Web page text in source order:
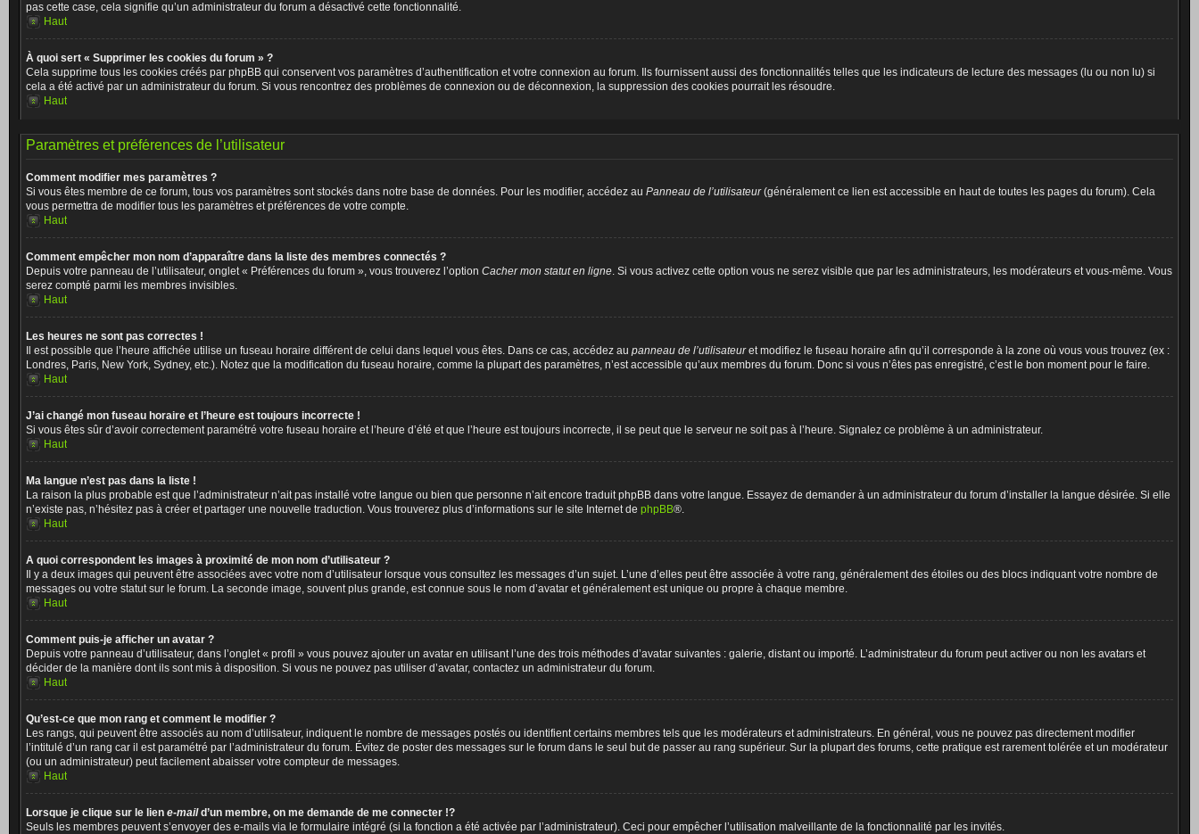
pas cette case, cela signifie qu’un administrateur du forum a désactivé cette fonctionnalité.
Haut
À quoi sert « Supprimer les cookies du forum » ?
Cela supprime tous les cookies créés par phpBB qui conservent vos paramètres d’authentification et votre connexion au forum. Ils fournissent aussi des fonctionnalités telles que les indicateurs de lecture des messages (lu ou non lu) si
cela a été activé par un administrateur du forum. Si vous rencontrez des problèmes de connexion ou de déconnexion, la suppression des cookies pourrait les résoudre.
Haut
Paramètres et préférences de l’utilisateur
Comment modifier mes paramètres ?
Si vous êtes membre de ce forum, tous vos paramètres sont stockés dans notre base de données. Pour les modifier, accédez au Panneau de l’utilisateur(généralement ce lien est accessible en haut de toutes les pages du forum). Cela
vous permettra de modifier tous les paramètres et préférences de votre compte.
Haut
Comment empêcher mon nom d’apparaître dans la liste des membres connectés ?
Depuis votre panneau de l’utilisateur, onglet « Préférences du forum », vous trouverez l’option Cacher mon statut en ligne. Si vous activez cette option vous ne serez visible que par les administrateurs, les modérateurs et vous-même. Vous
serez compté parmi les membres invisibles.
Haut
Les heures ne sont pas correctes !
Il est possible que l’heure affichée utilise un fuseau horaire différent de celui dans lequel vous êtes. Dans ce cas, accédez au panneau de l’utilisateuret modifiez le fuseau horaire afin qu’il corresponde à la zone où vous vous trouvez (ex :
Londres, Paris, New York, Sydney, etc.). Notez que la modification du fuseau horaire, comme la plupart des paramètres, n’est accessible qu’aux membres du forum. Donc si vous n’êtes pas enregistré, c’est le bon moment pour le faire.
Haut
J’ai changé mon fuseau horaire et l’heure est toujours incorrecte !
Si vous êtes sûr d’avoir correctement paramétré votre fuseau horaire et l’heure d’été et que l’heure est toujours incorrecte, il se peut que le serveur ne soit pas à l’heure. Signalez ce problème à un administrateur.
Haut
Ma langue n’est pas dans la liste !
La raison la plus probable est que l’administrateur n’ait pas installé votre langue ou bien que personne n’ait encore traduit phpBB dans votre langue. Essayez de demander à un administrateur du forum d’installer la langue désirée. Si elle
n’existe pas, n’hésitez pas à créer et partager une nouvelle traduction. Vous trouverez plus d’informations sur le site Internet de phpBB®.
Haut
A quoi correspondent les images à proximité de mon nom d’utilisateur ?
Il y a deux images qui peuvent être associées avec votre nom d’utilisateur lorsque vous consultez les messages d’un sujet. L’une d’elles peut être associée à votre rang, généralement des étoiles ou des blocs indiquant votre nombre de
messages ou votre statut sur le forum. La seconde image, souvent plus grande, est connue sous le nom d’avatar et généralement est unique ou propre à chaque membre.
Haut
Comment puis-je afficher un avatar ?
Depuis votre panneau d’utilisateur, dans l’onglet « profil » vous pouvez ajouter un avatar en utilisant l’une des trois méthodes d’avatar suivantes : galerie, distant ou importé. L’administrateur du forum peut activer ou non les avatars et
décider de la manière dont ils sont mis à disposition. Si vous ne pouvez pas utiliser d’avatar, contactez un administrateur du forum.
Haut
Qu’est-ce que mon rang et comment le modifier ?
Les rangs, qui peuvent être associés au nom d’utilisateur, indiquent le nombre de messages postés ou identifient certains membres tels que les modérateurs et administrateurs. En général, vous ne pouvez pas directement modifier
l’intitulé d’un rang car il est paramétré par l’administrateur du forum. Évitez de poster des messages sur le forum dans le seul but de passer au rang supérieur. Sur la plupart des forums, cette pratique est rarement tolérée et un modérateur
(ou un administrateur) peut facilement abaisser votre compteur de messages.
Haut
Lorsque je clique sur le lien e-maild’un membre, on me demande de me connecter !?
Seuls les membres peuvent s’envoyer des e-mails via le formulaire intégré (si la fonction a été activée par l’administrateur). Ceci pour empêcher l’utilisation malveillante de la fonctionnalité par les invités.